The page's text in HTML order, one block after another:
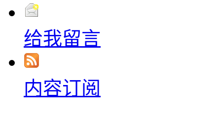
给我留言
内容订阅